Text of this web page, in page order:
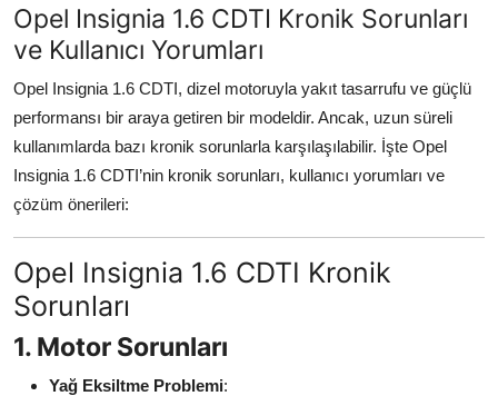
Lastik & Jant
Yağlar & Sıvılar
LPG & Yakıt
Elektrik & Akü
Aydınlatma & Görüş
Şanzıman & Aktarma
Opel Insignia 1.6 CDTI Kronik Sorunları
ve Kullanıcı Yorumları
Opel Insignia 1.6 CDTI, dizel motoruyla yakıt tasarrufu ve güçlü
performansı bir araya getiren bir modeldir. Ancak, uzun süreli
kullanımlarda bazı kronik sorunlarla karşılaşılabilir. İşte Opel
Insignia 1.6 CDTI’nin kronik sorunları, kullanıcı yorumları ve
çözüm önerileri:
Opel Insignia 1.6 CDTI Kronik
Sorunları
1. Motor Sorunları
Yağ Eksiltme Problemi: